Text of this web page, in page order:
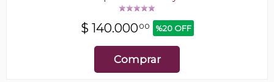
$ 140.00000 %20 OFF
Comprar